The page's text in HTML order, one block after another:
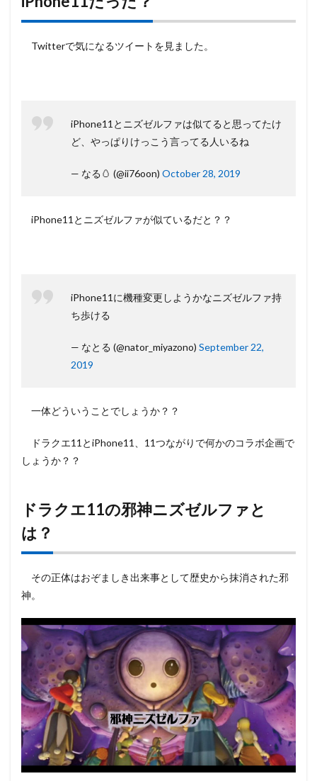
だった？
ドラ
ルフ
てみよ
5
そし
Twitterで気になるツイートを見ました。
iPhone11とニズゼルファは似てると思ってたけ
ど、やっぱりけっこう言ってる人いるね
— なる🥚 (@ii76oon) October 28, 2019
iPhone11とニズゼルファが似ているだと？？
iPhone11に機種変更しようかなニズゼルファ持
ち歩ける
— なとる (@nator_miyazono) September 22,
2019
一体どういうことでしょうか？？
ドラクエ11とiPhone11、11つながりで何かのコラボ企画で
しょうか？？
ドラクエ11の邪神ニズゼルファと
は？
その正体はおぞましき出来事として歴史から抹消された邪
神。